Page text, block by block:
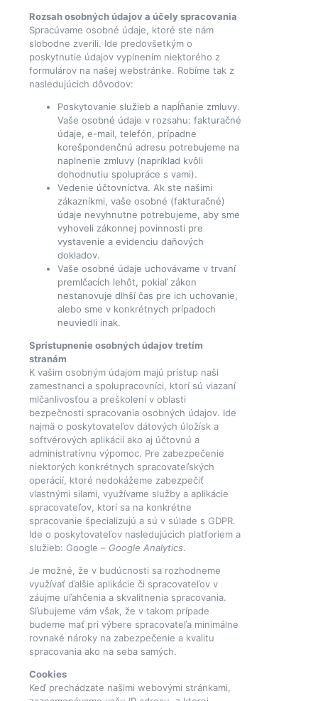
Rozsah osobných údajov a účely spracovania
Spracúvame osobné údaje, ktoré ste nám
slobodne zverili. Ide predovšetkým o
poskytnutie údajov vyplnením niektorého z
formulárov na našej webstránke. Robíme tak z
nasledujúcich dôvodov:
Poskytovanie služieb a napĺňanie zmluvy.
Vaše osobné údaje v rozsahu: fakturačné
údaje, e-mail, telefón, prípadne
korešpondenčnú adresu potrebujeme na
naplnenie zmluvy (napríklad kvôli
dohodnutiu spolupráce s vami).
Vedenie účtovníctva. Ak ste našimi
zákazníkmi, vaše osobné (fakturačné)
údaje nevyhnutne potrebujeme, aby sme
vyhoveli zákonnej povinnosti pre
vystavenie a evidenciu daňových
dokladov.
Vaše osobné údaje uchovávame v trvaní
premlčacích lehôt, pokiaľ zákon
nestanovuje dlhší čas pre ich uchovanie,
alebo sme v konkrétnych prípadoch
neuviedli inak.
Sprístupnenie osobných údajov tretím
stranám
K vašim osobným údajom majú prístup naši
zamestnanci a spolupracovníci, ktorí sú viazaní
mlčanlivosťou a preškolení v oblasti
bezpečnosti spracovania osobných údajov. Ide
najmä o poskytovateľov dátových úložísk a
softvérových aplikácií ako aj účtovnú a
administratívnu výpomoc. Pre zabezpečenie
niektorých konkrétnych spracovateľských
operácií, ktoré nedokážeme zabezpečiť
vlastnými silami, využívame služby a aplikácie
spracovateľov, ktorí sa na konkrétne
spracovanie špecializujú a sú v súlade s GDPR.
Ide o poskytovateľov nasledujúcich platforiem a
služieb: Google – Google Analytics.
Je možné, že v budúcnosti sa rozhodneme
využívať ďalšie aplikácie či spracovateľov v
záujme uľahčenia a skvalitnenia spracovania.
Sľubujeme vám však, že v takom prípade
budeme mať pri výbere spracovateľa minimálne
rovnaké nároky na zabezpečenie a kvalitu
spracovania ako na seba samých.
Cookies
Keď prechádzate našimi webovými stránkami,